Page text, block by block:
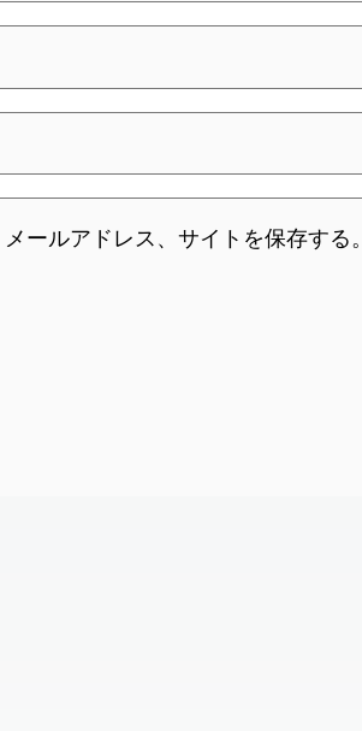
ールアドレス、サイトを保存する。